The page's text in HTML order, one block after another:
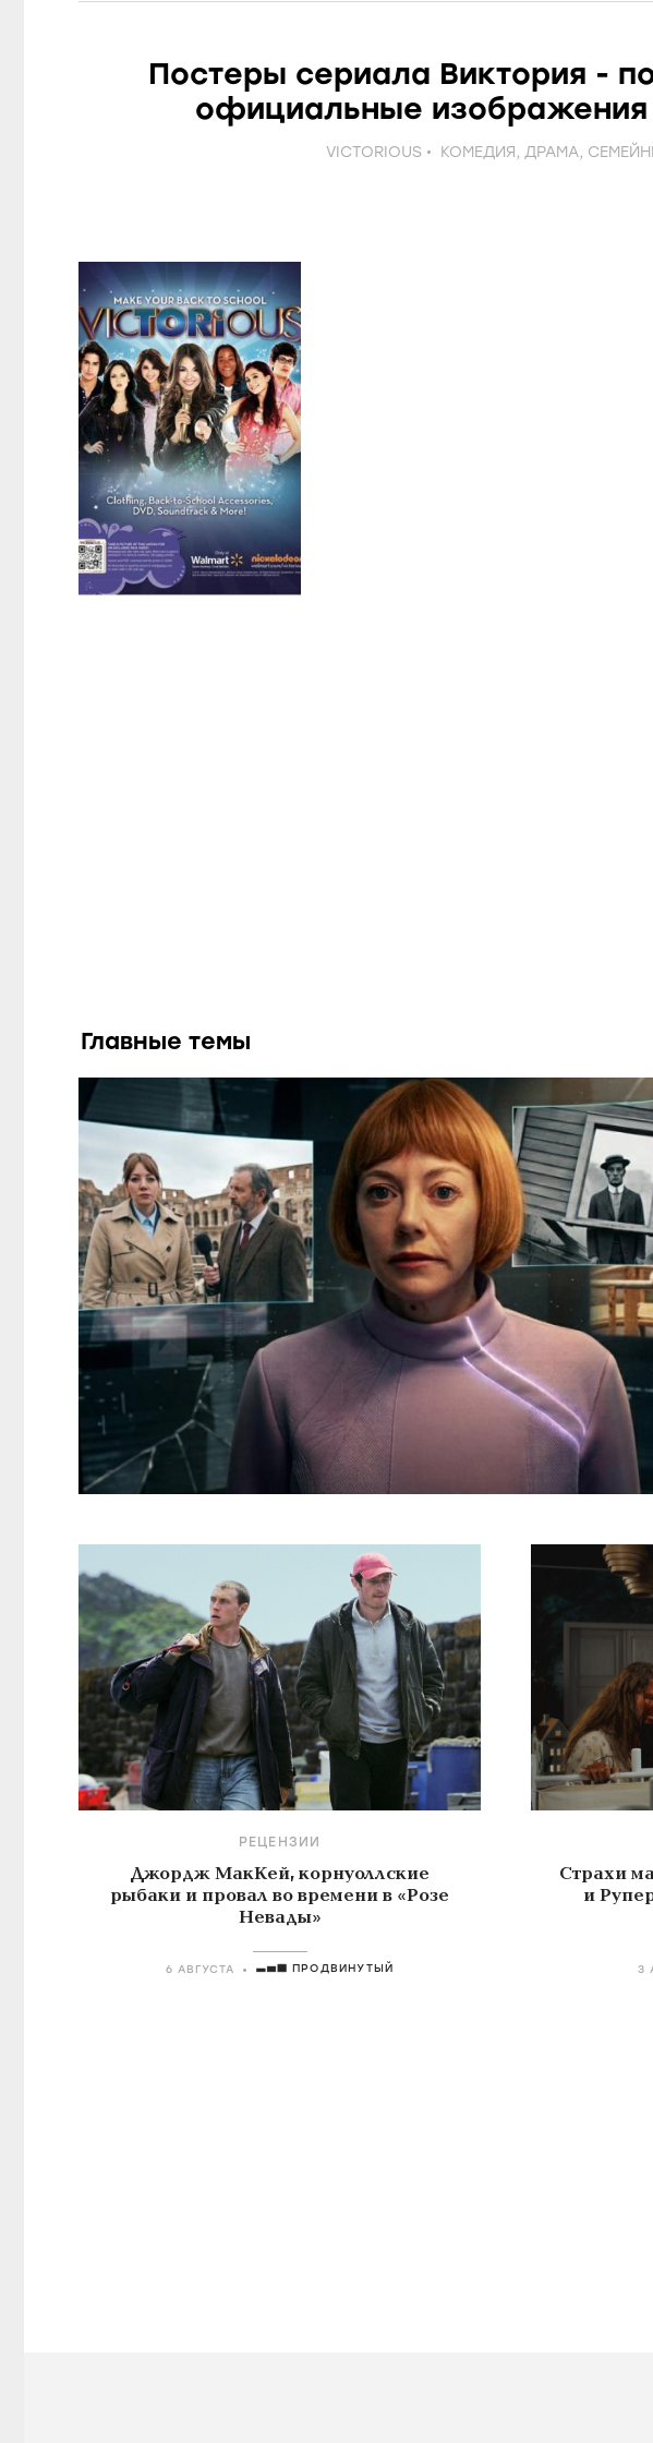
Постеры сериала Виктория -
официальные изображения
VICTORIOUS КОМЕДИЯ, ДРАМА,
Главные темы
РЕЦЕНЗИИ
Джордж МакКей, корнуоллские
рыбаки и провал во времени в «Розе
Невады»
6 АВГУСТА ПРОДВИНУТЫЙ
Страхи
и
3